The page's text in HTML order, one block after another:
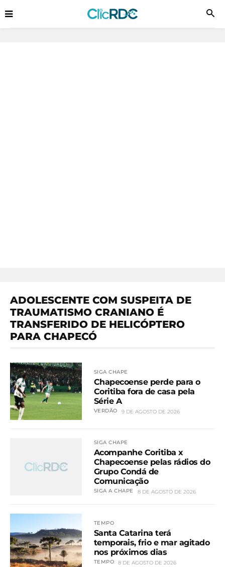
ADOLESCENTE COM SUSPEITA DE
TRAUMATISMO CRANIANO É
TRANSFERIDO DE HELICÓPTERO
PARA CHAPECÓ
SIGA CHAPE
Chapecoense perde para o
Coritiba fora de casa pela
Série A
VERDÃO 9 DE AGOSTO DE 2026
SIGA CHAPE
Acompanhe Coritiba x
Chapecoense pelas rádios do
Grupo Condá de
Comunicação
SIGA A CHAPE 8 DE AGOSTO DE 2026
TEMPO
Santa Catarina terá
temporais, frio e mar agitado
nos próximos dias
TEMPO 8 DE AGOSTO DE 2026